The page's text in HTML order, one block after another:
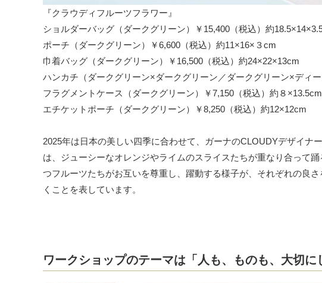
『クラウディフルーツフラワー』
ショルダーバッグ（ダークグリーン）￥15,400（税込）約
ポーチ（ダークグリーン）￥6,600（税込）約11×16×３cm
巾着バッグ（ダークグリーン）￥16,500（税込）約24×22×13cm
ハンカチ（ダークグリーン×ダークグリーン／ダークグリーン×ディ
フラグメントケース（ダークグリーン）￥7,150（税込）約８×13.5cm
エチケットポーチ（ダークグリーン）￥8,250（税込）約12×12cm
2025年は日本の美しい四季に合わせて、ガーナのCLOUDYデザイナ
は、ジューシーなオレンジやライムのスライスたちが重なり合って
つフルーツたちがお互いを尊重し、躍動する様子が、それぞれの良
くことを表しています。
ワークショップのテーマは「人も、ものも、大切に